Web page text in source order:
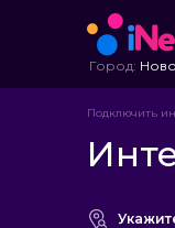
Город:
Подключить